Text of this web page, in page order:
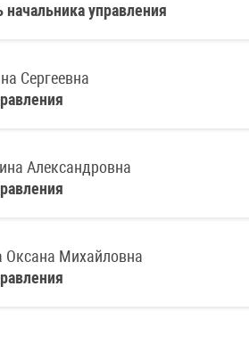
начальника управления
Сергеевна
Александровна
Оксана Михайловна